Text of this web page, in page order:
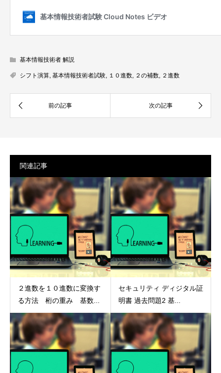
基本情報技術者 解説
シフト演算, 基本情報技術者試験, １０進数, ２の補数, ２進数
関連記事
２進数を１０進数に変換す
る方法 桁の重み 基数...
セキュリティ ディジタル証
明書 過去問題2 基...